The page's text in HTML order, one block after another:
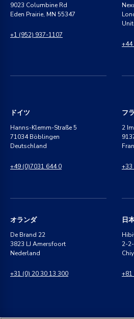
9023 Columbine Rd
Eden Prairie, MN 55347
+1 (952) 937-1107
+44
ドイツ
Hanns-Klemm-Straße 5
71034 Böblingen
Deutschland
+49 (0)7031 644 0
フ
2
+33
オランダ
De Brand 22
3823 LJ Amersfoort
Nederland
+31 (0) 20 30 13 300
日
2-
+81